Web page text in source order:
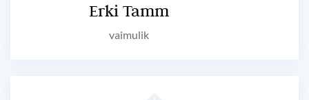
Erki Tamm
vaimulik